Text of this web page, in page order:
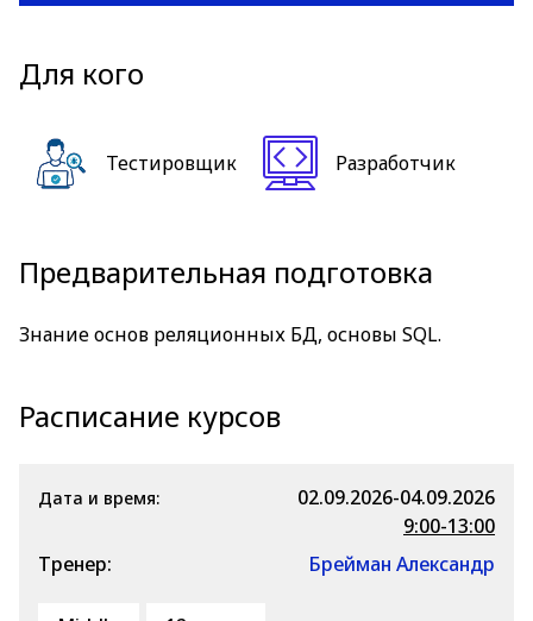
Для кого
Тестировщик Разработчик
Предварительная подготовка
Знание основ реляционных БД, основы SQL.
Расписание курсов
Дата и время:
02.09.2026-04.09.2026
9:00-13:00
Тренер:
Брейман Александр